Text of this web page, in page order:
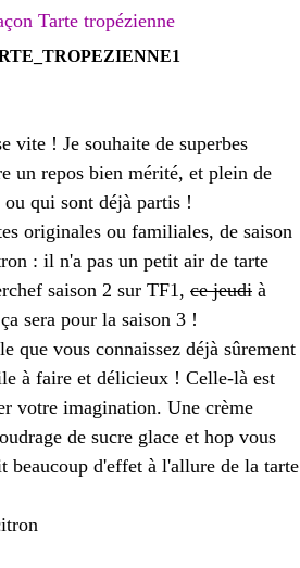
Tarte tropézienne
vite ! Je souhaite de superbes
un repos bien mérité, et plein de
ou qui sont déjà partis !
originales ou familiales, de saison
: il n'a pas un petit air de tarte
saison 2 sur TF1, ce jeudi à
sera pour la saison 3 !
que vous connaissez déjà sûrement
à faire et délicieux ! Celle-là est
votre imagination. Une crème
de sucre glace et hop vous
beaucoup d'effet à l'allure de la tarte